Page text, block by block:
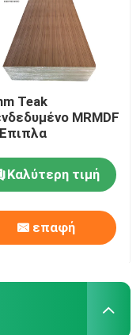
Teak
MRMDF
Καλύτερη τιμή
επαφή